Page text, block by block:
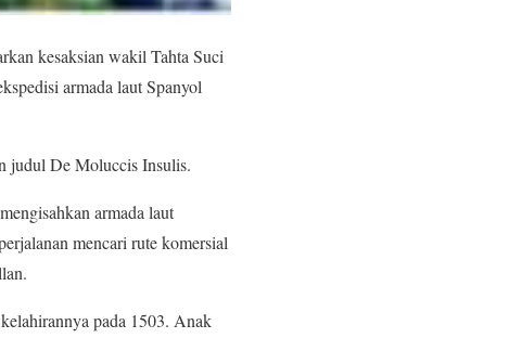
kesaksian wakil Tahta Suci
armada laut Spanyol
judul De Moluccis Insulis.
armada laut
mencari rute komersial
pada 1503. Anak